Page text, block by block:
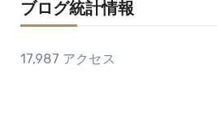
ブログ統計情報
17,987 アクセス